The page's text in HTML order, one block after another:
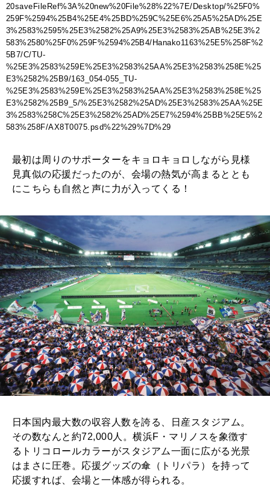
20saveFileRef%3A%20new%20File%28%22%7E/Desktop/%25F0%
259F%2594%25B4%25E4%25BD%259C%25E6%25A5%25AD%25E
3%2583%2595%25E3%2582%25A9%25E3%2583%25AB%25E3%2
583%2580%25F0%259F%2594%25B4/Hanako1163%25E5%258F%2
5B7/C/TU-
%25E3%2583%259E%25E3%2583%25AA%25E3%2583%258E%25
E3%2582%25B9/163_054-055_TU-
%25E3%2583%259E%25E3%2583%25AA%25E3%2583%258E%25
E3%2582%25B9_5/%25E3%2582%25AD%25E3%2583%25AA%25E
3%2583%258C%25E3%2582%25AD%25E7%2594%25BB%25E5%2
583%258F/AX8T0075.psd%22%29%7D%29
最初は周りのサポーターをキョロキョロしながら見様
見真似の応援だったのが、会場の熱気が高まるととも
にこちらも自然と声に力が入ってくる！
日本国内最大数の収容人数を誇る、日産スタジアム。
その数なんと約72,000人。横浜F・マリノスを象徴す
るトリコロールカラーがスタジアム一面に広がる光景
はまさに圧巻。応援グッズの傘（トリパラ）を持って
応援すれば、会場と一体感が得られる。